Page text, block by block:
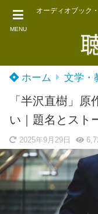
MENU
オーディオブック
ホーム 文学・
「半沢直樹」
い｜題名とスト
2025年9月29日